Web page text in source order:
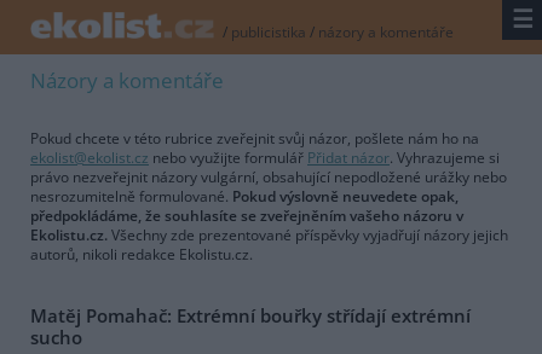
/ publicistika / názory a komentáře ☰
Názory a komentáře
Pokud chcete v této rubrice zveřejnit svůj názor, pošlete nám ho na
ekolist@ekolist.cz nebo využijte formulář Přidat názor. Vyhrazujeme si
právo nezveřejnit názory vulgární, obsahující nepodložené urážky nebo
nesrozumitelně formulované. Pokud výslovně neuvedete opak,
předpokládáme, že souhlasíte se zveřejněním vašeho názoru v
Ekolistu.cz. Všechny zde prezentované příspěvky vyjadřují názory jejich
autorů, nikoli redakce Ekolistu.cz.
Matěj Pomahač: Extrémní bouřky střídají extrémní
sucho